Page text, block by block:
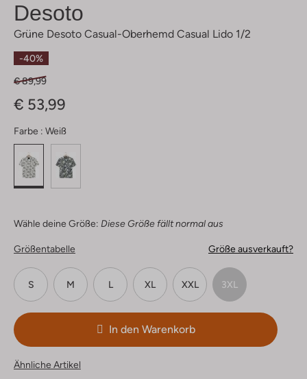
Desoto
Grüne Desoto Casual-Oberhemd Casual Lido 1/2
-40%
€ 89,99
€ 53,99
Farbe : Weiß
Wähle deine Größe: Diese Größe fällt normal aus
Größentabelle Größe ausverkauft?
S M L XL XXL 3XL
In den Warenkorb
Ähnliche Artikel